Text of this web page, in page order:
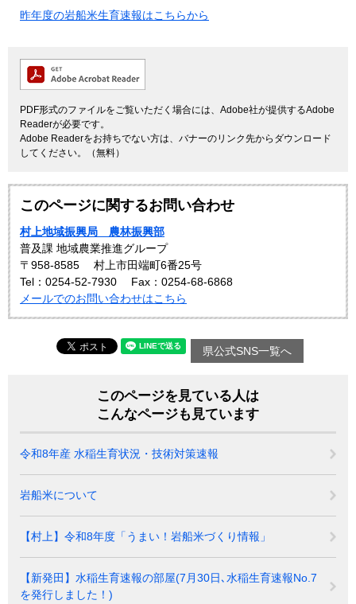
昨年度の岩船米生育速報はこちらから
PDF形式のファイルをご覧いただく場合には、Adobe社が提供するAdobe
Readerが必要です。
Adobe Readerをお持ちでない方は、バナーのリンク先からダウンロード
してください。（無料）
このページに関するお問い合わせ
村上地域振興局 農林振興部
普及課 地域農業推進グループ
〒958-8585
村上市田端町6番25号
Tel：0254-52-7930
Fax：0254-68-6868
メールでのお問い合わせはこちら
県公式SNS一覧へ
このページを見ている人は
こんなページも見ています
令和8年産 水稲生育状況・技術対策速報
岩船米について
【村上】令和8年度「うまい！岩船米づくり情報」
【新発田】水稲生育速報の部屋(7月30日､水稲生育速報No.7
を発行しました！)